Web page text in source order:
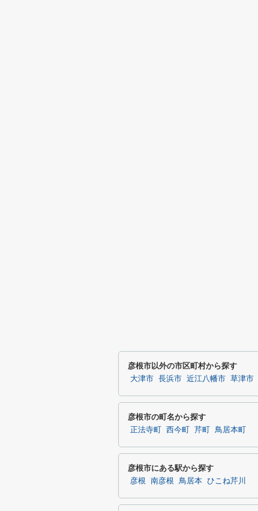
彦根市以外の市区町村から探す
大津市 長浜市 近江八幡市 草津市
彦根市の町名から探す
正法寺町 西今町 芹町 鳥居本町
彦根市にある駅から探す
彦根 南彦根 鳥居本 ひこね芹川